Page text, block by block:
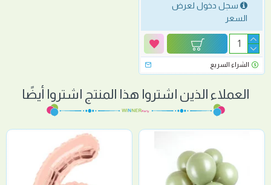
سجل دخول لعرض
السعر
الشراء السريع
العملاء الذين اشتروا هذا المنتج اشتروا أيضًا